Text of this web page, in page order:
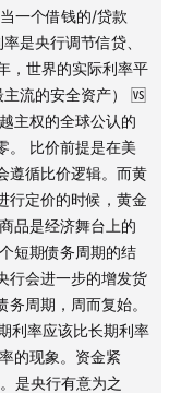
一个借钱的/贷款
是央行调节信贷、
，世界的实际利率平
流的安全资产） 🆚
主权的全球公认的
。 比价前提是在美
遵循比价逻辑。而黄
行定价的时候，黄金
品是经济舞台上的
短期债务周期的结
行会进一步的增发货
周期，周而复始。
利率应该比长期利率
的现象。资金紧
是央行有意为之